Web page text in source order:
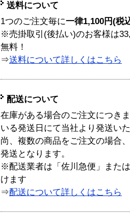
送料について
1つのご注文毎に一律1,100円(税
※売掛取引(後払い)のお客様は
無料！
⇒送料について詳しくはこちら
配送について
在庫がある場合のご注文につき
いる発送日にて当社より発送い
尚、複数の商品をご注文の場合
発送となります。
※配送業者は「佐川急便」また
けます
⇒配送について詳しくはこちら